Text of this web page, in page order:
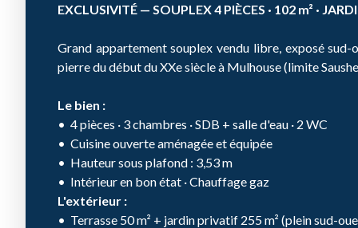
EXCLUSIVITÉ — SOUPLEX 4 PIÈCES · 102 m² ·
Grand appartement souplex vendu libre, exposé sud-
pierre du début du XXe siècle à Mulhouse (limite
Le bien :
4 pièces · 3 chambres · SDB + salle d'eau · 2 WC
Cuisine ouverte aménagée et équipée
Hauteur sous plafond : 3,53 m
Intérieur en bon état · Chauffage gaz
L'extérieur :
Terrasse 50 m² + jardin privatif 255 m² (plein sud-